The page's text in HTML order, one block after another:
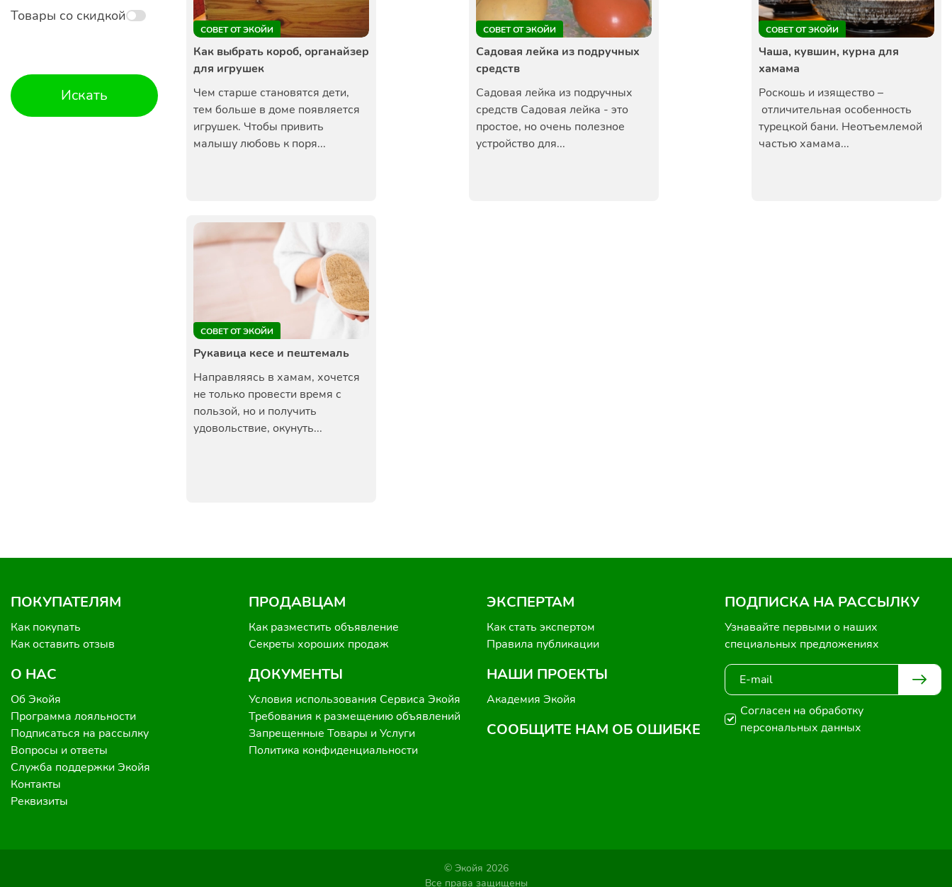
Товары со скидкой
Искать
СОВЕТ ОТ ЭКОЙИ
Как выбрать короб, органайзер
для игрушек
Чем старше становятся дети,
тем больше в доме появляется
игрушек. Чтобы привить
малышу любовь к поря...
СОВЕТ ОТ ЭКОЙИ
Садовая лейка из подручных
средств
Садовая лейка из подручных
средств Садовая лейка - это
простое, но очень полезное
устройство для...
СОВЕТ ОТ ЭКОЙИ
Чаша, кувшин, курна для
хамама
Роскошь и изящество –
отличительная особенность
турецкой бани. Неотъемлемой
частью хамама...
СОВЕТ ОТ ЭКОЙИ
Рукавица кесе и пештемаль
Направляясь в хамам, хочется
не только провести время с
пользой, но и получить
удовольствие, окунуть...
ПОКУПАТЕЛЯМ
Как покупать
Как оставить отзыв
О НАС
Об Экойя
Программа лояльности
Подписаться на рассылку
Вопросы и ответы
Служба поддержки Экойя
Контакты
Реквизиты
ПРОДАВЦАМ
Как разместить объявление
Секреты хороших продаж
ДОКУМЕНТЫ
Условия использования Сервиса Экойя
Требования к размещению объявлений
Запрещенные Товары и Услуги
Политика конфиденциальности
ЭКСПЕРТАМ
Как стать экспертом
Правила публикации
НАШИ ПРОЕКТЫ
Академия Экойя
СООБЩИТЕ НАМ ОБ ОШИБКЕ
ПОДПИСКА НА РАССЫЛКУ
Узнавайте первыми о наших
специальных предложениях
Согласен на обработку
персональных данных
© Экойя 2026
Все права защищены